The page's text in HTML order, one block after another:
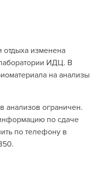
изменена
ИДЦ. В
на анализы
анализов ограничен.
по сдаче
по телефону в